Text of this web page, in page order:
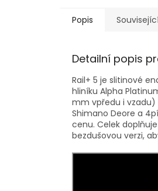
Popis
Detailní popis
Rail+ 5 je slitinové
hliníku Alpha
mm vpředu i vzadu)
Shimano Deore a
cenu. Celek
bezdušovou verzi,